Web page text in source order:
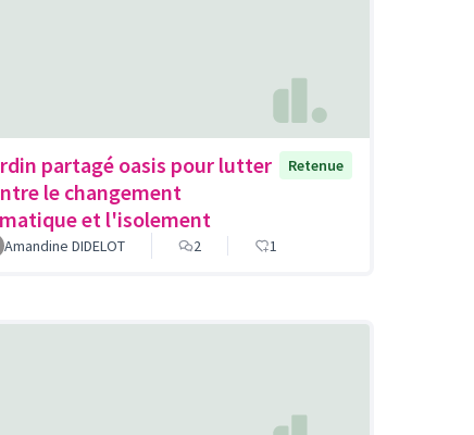
partagé oasis pour lutter
le changement
et l'isolement
Retenue
Amandine DIDELOT 2 1